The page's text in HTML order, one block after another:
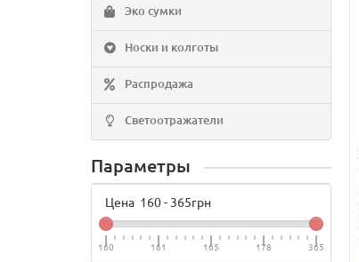
Эко сумки
Носки и колготы
Распродажа
Светоотражатели
Параметры
Цена 160- 365грн
160 161 165 178 365